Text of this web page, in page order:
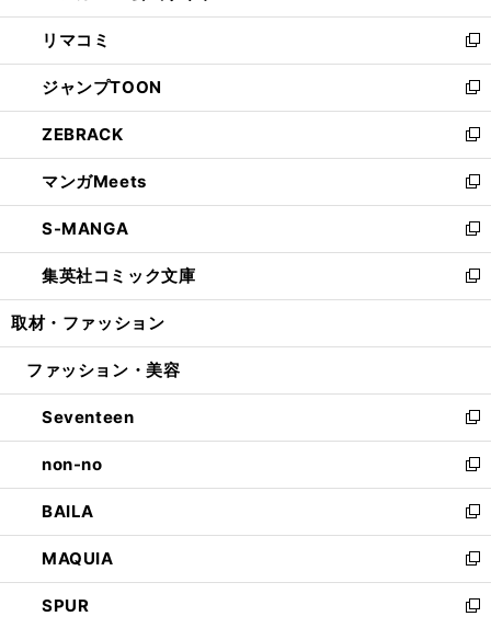
ウ
で
開
く
ン
ド
ウ
で
開
く
ウ
ィ
ン
ド
ウ
で
開
く
し
い
ウ
ィ
ン
ド
ウ
で
開
く
リマコミ
新
し
い
ウ
ィ
ン
ド
ウ
で
開
く
ジャンプTOON
新
し
い
ウ
ィ
ン
ド
ウ
で
開
ZEBRACK
新
し
い
ウ
ィ
ン
ド
ウ
開
マンガMeets
新
し
い
ウ
ィ
ン
ウ
開
く
S-MANGA
新
し
い
ウ
ン
ウ
で
開
く
集英社コミック文庫
新
し
ウ
ン
ド
ウ
で
開
く
取材・ファッション
ファッション・美容
Seventeen
新
し
い
ウ
ィ
ン
ド
ウ
で
non-no
新
し
い
ウ
ィ
ン
ド
BAILA
新
し
い
ウ
ィ
MAQUIA
新
し
い
SPUR
新